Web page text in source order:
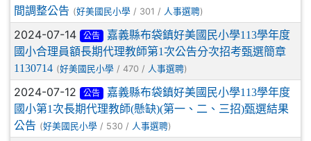
間調整公告 (好美國民小學 / 301 / 人事選聘)
2024-07-14 公告
嘉義縣布袋鎮好美國民小學113學年度
國小合理員額長期代理教師第1次公告分次招考甄選簡章
1130714 (好美國民小學 / 470 / 人事選聘)
2024-07-12 公告
嘉義縣布袋鎮好美國民小學113學年度
國小第1次長期代理教師(懸缺)(第一、二、三招)甄選結果
公告 (好美國民小學 / 530 / 人事選聘)